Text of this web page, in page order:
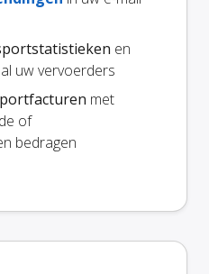
en
uw vervoerders
met
of
bedragen